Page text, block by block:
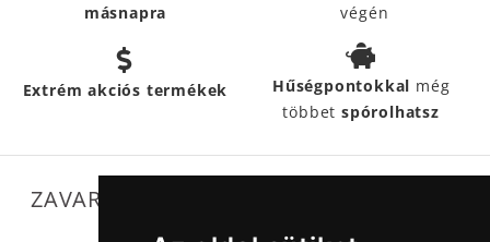
másnapra
végén
Extrém akciós termékek Hűségpontokkal még
többetspórolhatsz
ZAVARTALAN MŰKÖDÉSÜNKET SEGÍTIK